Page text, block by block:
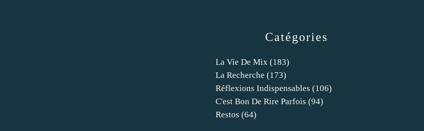
Catégories
La Vie De Mix (183)
La Recherche (173)
Réflexions Indispensables (106)
C'est Bon De Rire Parfois (94)
Restos (64)